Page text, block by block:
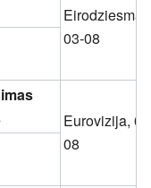
Eirodziesma,
03-08
Eurovizija,
08